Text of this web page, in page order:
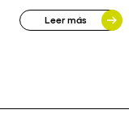
Leer más